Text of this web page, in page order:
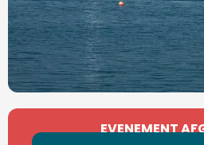
Openingstijden en
EVENEMENT